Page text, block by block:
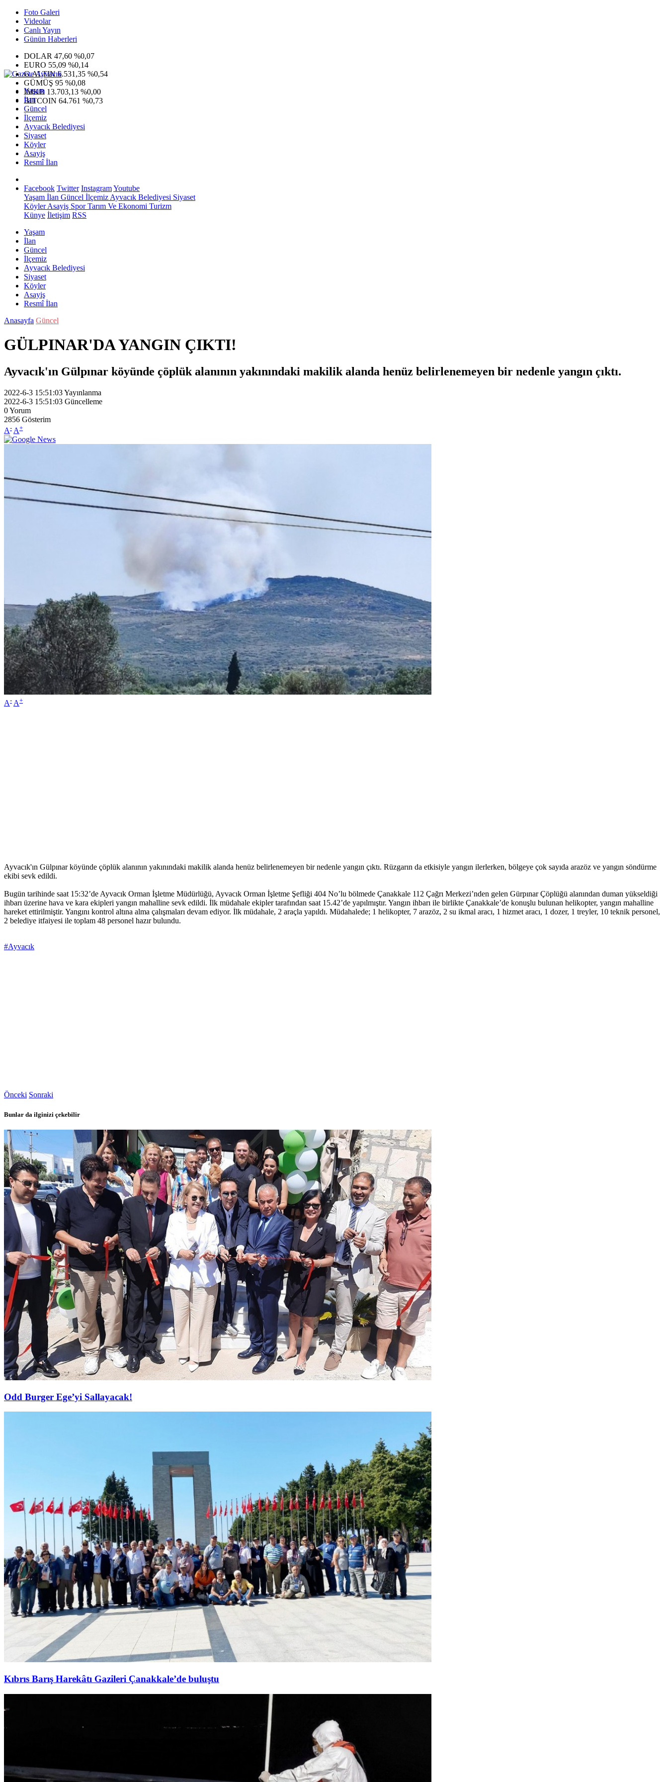
Foto Galeri
Videolar
Canlı Yayın
Günün Haberleri
DOLAR 47,60 %0,07
EURO 55,09 %0,14
G.ALTIN6.531,35 %0,54
GÜMÜŞ 95 %0,08
IMKB 13.703,13 %0,00
BITCOIN 64.761 %0,73
Yaşam
İlan
Güncel
İlçemiz
Ayvacık Belediyesi
Siyaset
Köyler
Asayiş
Resmî İlan
Facebook Twitter InstagramYoutube
Yaşam İlan Güncel İlçemiz Ayvacık Belediyesi Siyaset
KöylerAsayiş SporTarım Ve Ekonomi Turizm
Künye İletişim RSS
Yaşam
İlan
Güncel
İlçemiz
Ayvacık Belediyesi
Siyaset
Köyler
Asayiş
Resmî İlan
Anasayfa Güncel
GÜLPINAR'DA YANGIN ÇIKTI!
Ayvacık'ın Gülpınar köyünde çöplük alanının yakınındaki makilik alanda henüz belirlenemeyen bir nedenle yangın çıktı.
2022-6-3 15:51:03Yayınlanma
2022-6-3 15:51:03 Güncelleme
0Yorum
2856 Gösterim
A- A+
A- A+
Ayvacık'ın Gülpınar köyünde çöplük alanının yakınındaki makilik alanda henüz belirlenemeyen bir nedenle yangın çıktı. Rüzgarın da etkisiyle yangın ilerlerken, bölgeye çok sayıda arazöz ve yangın söndürme
ekibi sevk edildi.
Bugün tarihinde saat 15:32’de Ayvacık Orman İşletme Müdürlüğü, Ayvacık Orman İşletme Şefliği 404 No’lu bölmede Çanakkale 112 Çağrı Merkezi’nden gelen Gürpınar Çöplüğü alanından duman yükseldiği
ihbarı üzerine hava ve kara ekipleri yangın mahalline sevk edildi. İlk müdahale ekipler tarafından saat 15.42’de yapılmıştır. Yangın ihbarı ile birlikte Çanakkale’de konuşlu bulunan helikopter, yangın mahalline
hareket ettirilmiştir. Yangını kontrol altına alma çalışmaları devam ediyor. İlk müdahale, 2 araçla yapıldı. Müdahalede; 1 helikopter, 7 arazöz, 2 su ikmal aracı, 1 hizmet aracı, 1 dozer, 1 treyler, 10 teknik personel,
2 belediye itfaiyesi ile toplam 48 personel hazır bulundu.
#Ayvacık
Önceki Sonraki
Bunlar da ilginizi çekebilir
Odd Burger Ege’yi Sallayacak!
Kıbrıs Barış Harekâtı Gazileri Çanakkale’de buluştu